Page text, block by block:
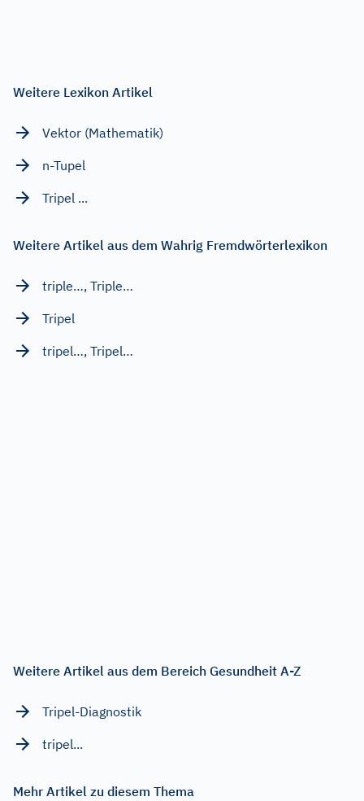
Weitere Lexikon Artikel
Vektor (Mathematik)
n-Tupel
Tripel ...
Weitere Artikel aus dem Wahrig Fremdwörterlexikon
triple…, Triple…
Tripel
tripel…, Tripel…
Weitere Artikel aus dem Bereich Gesundheit A-Z
Tripel-Diagnostik
tripel...
Mehr Artikel zu diesem Thema